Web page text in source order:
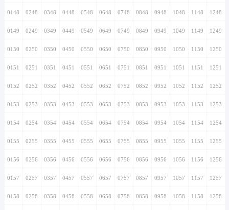
0148 0248 0348 0448 0548 0648 0748 0848 0948 1048 1148 1248
0149 0249 0349 0449 0549 0649 0749 0849 0949 1049 1149 1249
0150 0250 0350 0450 0550 0650 0750 0850 0950 1050 1150 1250
0151 0251 0351 0451 0551 0651 0751 0851 0951 1051 1151 1251
0152 0252 0352 0452 0552 0652 0752 0852 0952 1052 1152 1252
0153 0253 0353 0453 0553 0653 0753 0853 0953 1053 1153 1253
0154 0254 0354 0454 0554 0654 0754 0854 0954 1054 1154 1254
0155 0255 0355 0455 0555 0655 0755 0855 0955 1055 1155 1255
0156 0256 0356 0456 0556 0656 0756 0856 0956 1056 1156 1256
0157 0257 0357 0457 0557 0657 0757 0857 0957 1057 1157 1257
0158 0258 0358 0458 0558 0658 0758 0858 0958 1058 1158 1258